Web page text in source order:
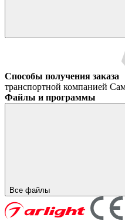
Способы получения заказа
транспортной компанией
Файлы и программы
Все файлы